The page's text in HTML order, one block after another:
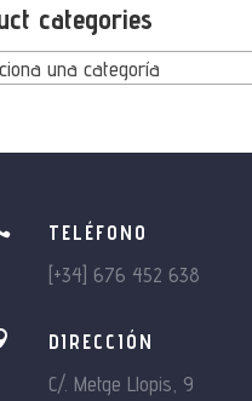
categories
una categoría
TELÉFONO
[+34] 676 452 638
DIRECCIÓN
C/. Metge Llopis, 9